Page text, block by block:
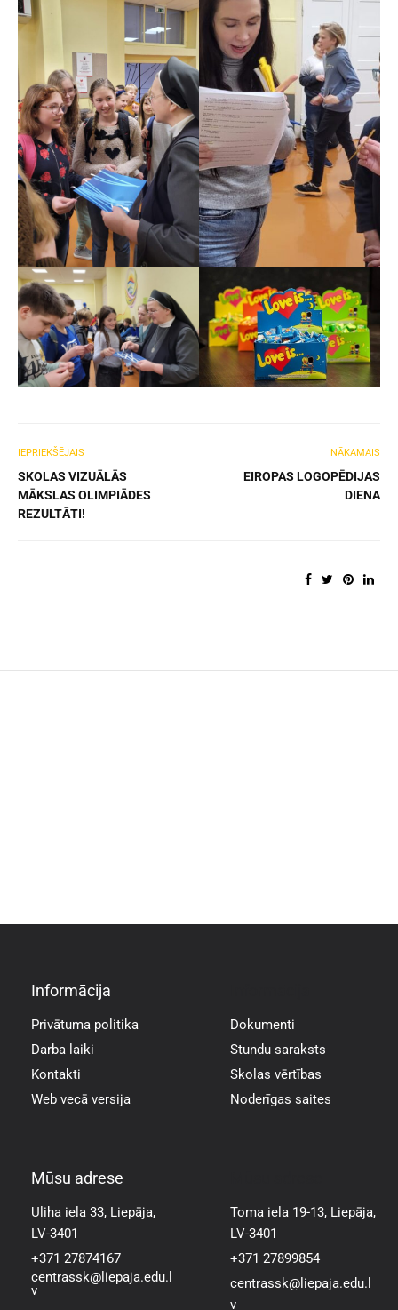
IEPRIEKŠĒJAIS
SKOLAS VIZUĀLĀS
MĀKSLAS OLIMPIĀDES
REZULTĀTI!
NĀKAMAIS
EIROPAS LOGOPĒDIJAS
DIENA
Informācija
Privātuma politika
Darba laiki
Kontakti
Web vecā versija
Dokumenti
Stundu saraksts
Skolas vērtības
Noderīgas saites
Mūsu adrese
Uliha iela 33, Liepāja,
LV-3401
+371 27874167
centrassk@liepaja.edu.l
v
Toma iela 19-13, Liepāja,
LV-3401
+371 27899854
centrassk@liepaja.edu.l
v